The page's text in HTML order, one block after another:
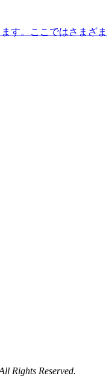
す。ここではさまざま
Rights Reserved.